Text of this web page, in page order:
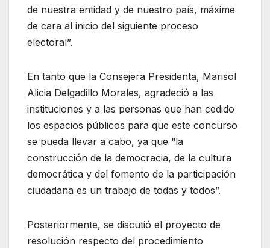
de nuestra entidad y de nuestro país, máxime
de cara al inicio del siguiente proceso
electoral”.
En tanto que la Consejera Presidenta, Marisol
Alicia Delgadillo Morales, agradeció a las
instituciones y a las personas que han cedido
los espacios públicos para que este concurso
se pueda llevar a cabo, ya que “la
construcción de la democracia, de la cultura
democrática y del fomento de la participación
ciudadana es un trabajo de todas y todos”.
Posteriormente, se discutió el proyecto de
resolución respecto del procedimiento